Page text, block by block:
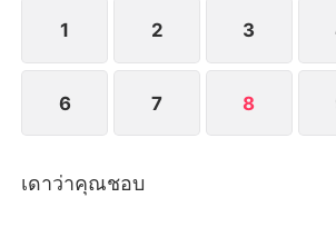
1 2 3
6 7 8
เดาว่าคุณชอบ